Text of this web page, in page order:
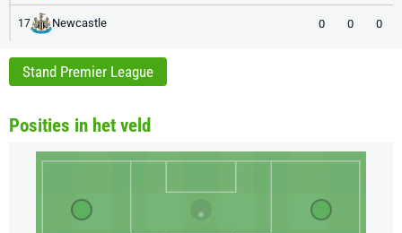
17 Newcastle 0 0 0
Stand Premier League
Posities in het veld